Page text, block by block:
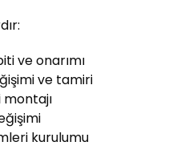
ve onarımı
ve tamiri
montajı
kurulumu